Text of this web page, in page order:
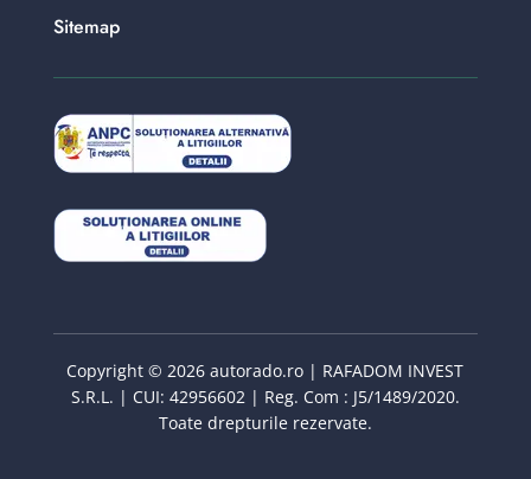
Sitemap
Copyright © 2026 autorado.ro | RAFADOM INVEST
S.R.L. | CUI: 42956602 | Reg. Com : J5/1489/2020.
Toate drepturile rezervate.